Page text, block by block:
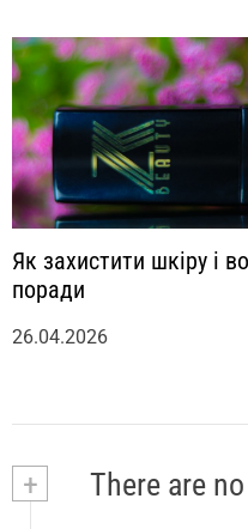
Як захистити шкіру і
поради
26.04.2026
+ There are